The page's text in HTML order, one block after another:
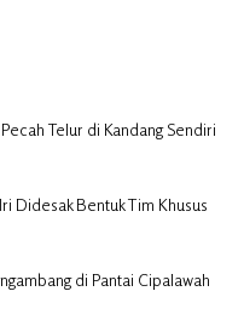
Telur di Kandang Sendiri
Didesak Bentuk Tim Khusus
di Pantai Cipalawah